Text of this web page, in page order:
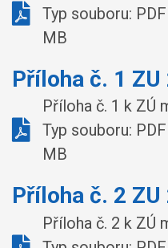
Typ souboru:
MB
Příloha č. 1 ZU
Příloha č. 1 k ZÚ
Typ souboru:
MB
Příloha č. 2 ZU
Příloha č. 2 k ZÚ